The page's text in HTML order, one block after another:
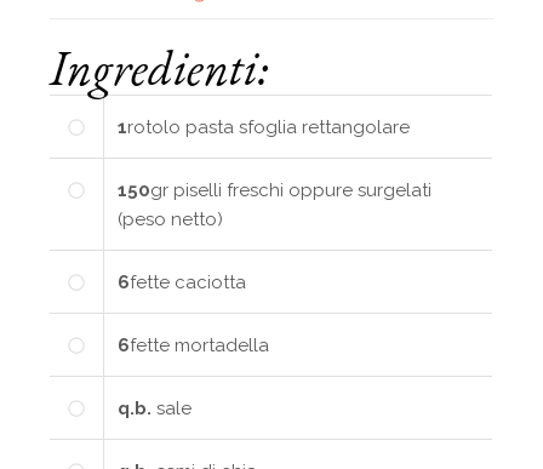
Ingredienti:
1rotolo pasta sfoglia rettangolare
150gr piselli freschi oppure surgelati
(peso netto)
6fette caciotta
6fette mortadella
q.b. sale